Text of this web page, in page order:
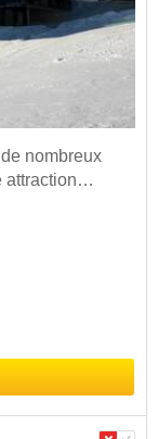
nombreux
attraction…